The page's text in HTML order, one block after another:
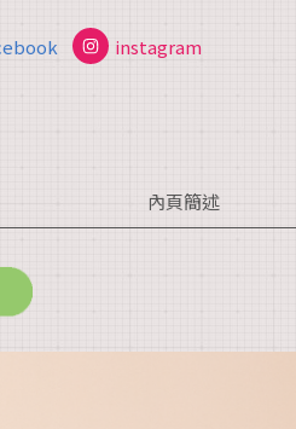
instagram
內頁簡述